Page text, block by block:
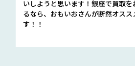
いしようと思います！銀座で買取を
るなら、おもいおさんが断然オスス
す！！